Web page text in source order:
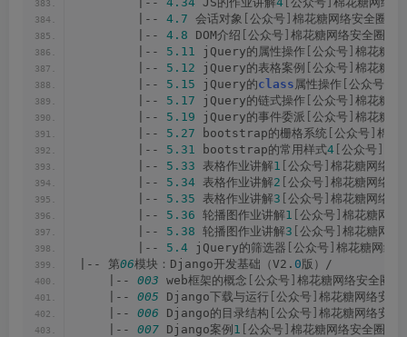
        |--
4.7 会话对象 公众号 棉花糖网络安全圈
        |--
4.8 DOM介绍 公众号 棉花糖网络安全圈
        |--
5.11 jQuery的属性操作 公众号 棉花糖网
        |--
5.12 jQuery的表格案例 公众号 棉花糖网
        |--
5.15 jQuery的class 属性操作 公众号
        |--
5.17 jQuery的链式操作 公众号 棉花糖网
        |--
5.19 jQuery的事件委派 公众号 棉花糖网
        |--
5.27 bootstrap的栅格系统 公众号 棉花
        |--
5.31 bootstrap的常用样式4 公众号
        |--
5.33 表格作业讲解1 公众号 棉花糖网络安
        |--
5.34 表格作业讲解2 公众号 棉花糖网络安
        |--
5.35 表格作业讲解3 公众号 棉花糖网络安
        |--
5.36 轮播图作业讲解1 公众号 棉花糖网络
        |--
5.38 轮播图作业讲解3 公众号 棉花糖网络
        |--
5.4 jQuery的筛选器 公众号 棉花糖网络
|-- 第06模块：Django开发基础（V2. 0 版）/
    |--
003 web框架的概念 公众号 棉花糖网络安全圈
    |--
005 Django下载与运行 公众号 棉花糖网络安全
    |--
006 Django的目录结构 公众号 棉花糖网络安全
    |--
007 Django案例 1 公众号 棉花糖网络安全圈